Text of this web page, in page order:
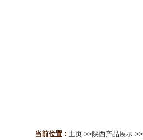
当前位置 : 主页 >>陕西产品展示 >>